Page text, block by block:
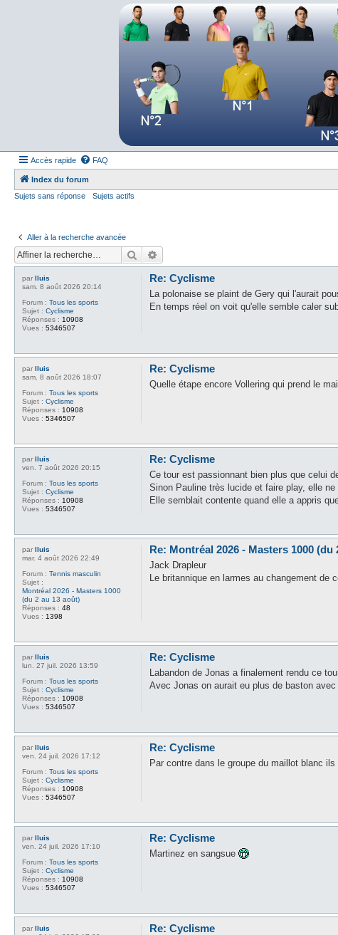
Le forum des passionnés de tennis
Accès rapide FAQ
Index du forum
Sujets sans réponse
Sujets actifs
Aller à la recherche avancée
Rechercher
par lluis
sam. 8 août 2026 20:14
Forum : Tous les sports
Sujet : Cyclisme
Réponses : 10908
Vues : 5346507
Re: Cyclisme
La polonaise se plaint de Gery qui l'aurait
En temps réel on voit qu'elle semble caler
par lluis
sam. 8 août 2026 18:07
Forum : Tous les sports
Sujet : Cyclisme
Réponses : 10908
Vues : 5346507
Re: Cyclisme
Quelle étape encore Vollering qui prend le
par lluis
ven. 7 août 2026 20:15
Forum : Tous les sports
Sujet : Cyclisme
Réponses : 10908
Vues : 5346507
Re: Cyclisme
Ce tour est passionnant bien plus que celui
Sinon Pauline très lucide et faire play, elle
Elle semblait contente quand elle a appris
par lluis
mar. 4 août 2026 22:49
Forum : Tennis masculin
Sujet :
Montréal 2026 - Masters 1000
(du 2 au 13 août)
Réponses : 48
Vues : 1398
Re: Montréal 2026 - Masters 1000 (du
Jack Drapleur
Le britannique en larmes au changement de
par lluis
lun. 27 juil. 2026 13:59
Forum : Tous les sports
Sujet : Cyclisme
Réponses : 10908
Vues : 5346507
Re: Cyclisme
Labandon de Jonas a finalement rendu ce
Avec Jonas on aurait eu plus de baston
par lluis
ven. 24 juil. 2026 17:12
Forum : Tous les sports
Sujet : Cyclisme
Réponses : 10908
Vues : 5346507
Re: Cyclisme
Par contre dans le groupe du maillot blanc
par lluis
ven. 24 juil. 2026 17:10
Forum : Tous les sports
Sujet : Cyclisme
Réponses : 10908
Vues : 5346507
Re: Cyclisme
Martinez en sangsue
par lluis
Re: Cyclisme